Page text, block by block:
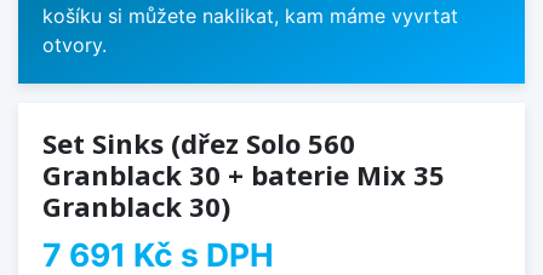
košíku si můžete naklikat, kam máme vyvrtat
otvory.
Set Sinks (dřez Solo 560
Granblack 30 + baterie Mix 35
Granblack 30)
7 691 Kč s DPH